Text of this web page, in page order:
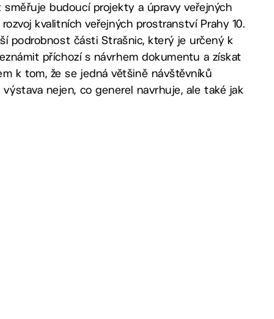
budoucí projekty a úpravy veřejných
kvalitních veřejných prostranství Prahy 10.
podrobnost části Strašnic, který je určený k
příchozí s návrhem dokumentu a získat
k tom, že se jedná většině návštěvníků
nejen, co generel navrhuje, ale také jak